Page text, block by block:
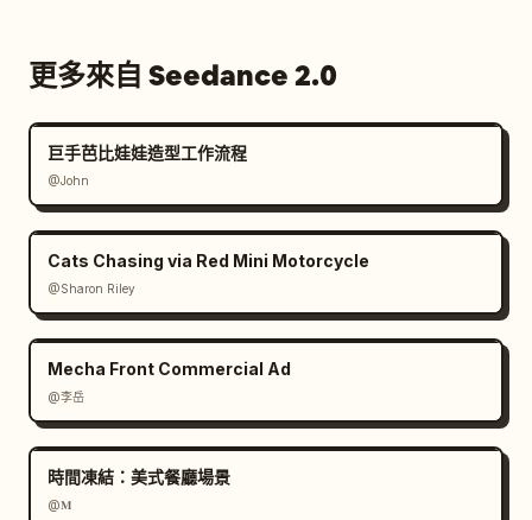
更多來自 Seedance 2.0
巨手芭比娃娃造型工作流程
@John
Cats Chasing via Red Mini Motorcycle
@Sharon Riley
Mecha Front Commercial Ad
@李岳
時間凍結：美式餐廳場景
@𝐌